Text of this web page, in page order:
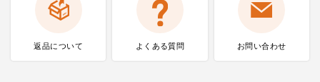
返品について よくある質問 お問い合わせ